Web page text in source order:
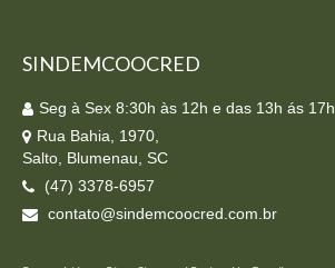
SINDEMCOOCRED
Seg à Sex 8:30h às 12h e das 13h ás 17h
Rua Bahia, 1970,
Salto, Blumenau, SC
(47) 3378-6957
contato@sindemcoocred.com.br